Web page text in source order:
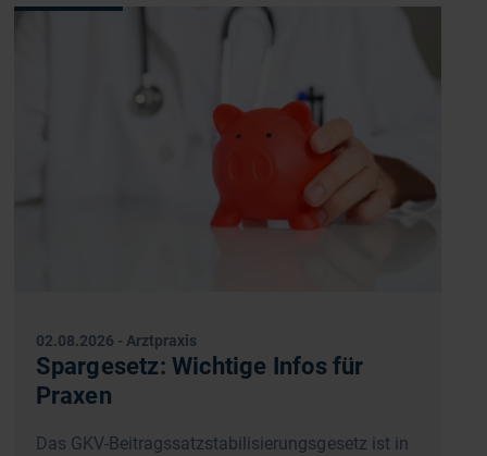
02.08.2026 - Arztpraxis
Spargesetz: Wichtige Infos für
Praxen
Das GKV-Beitragssatzstabilisierungsgesetz ist in